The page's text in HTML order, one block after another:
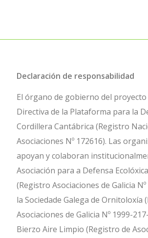
Declaración de responsabilidad
El órgano de gobierno del proyecto
Directiva de la Plataforma para la
Cordillera Cantábrica (Registro
Asociaciones Nº 172616). Las
apoyan y colaboran
Asociación para a Defensa
(Registro Asociaciones de Galicia
la Sociedade Galega de Ornitoloxía
Asociaciones de Galicia Nº 1999-
Bierzo Aire Limpio (Registro de